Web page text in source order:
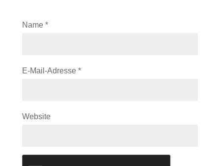
Name *
E-Mail-Adresse *
Website